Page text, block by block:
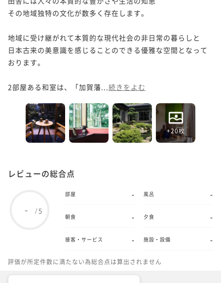
その地域独特の文化が数多く存在します。
地域に受け継がれて本質的な現代社会の非日常の暮らしと
日本古来の美意識を感じることのできる優雅な空間となって
おります。
2部屋ある和室は、「加賀藩... 続きをよむ
+20枚
レビューの総合点
- /5
部屋 - 風呂 -
朝食 - 夕食 -
接客・サービス - 施設・設備 -
評価が所定件数に満たない為総合点は算出されません